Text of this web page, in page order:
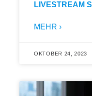
LIVESTREAM
MEHR ›
OKTOBER 24, 2023